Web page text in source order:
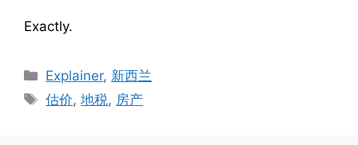
Exactly.
Categories
Explainer, 新西兰
Tags
估价,地税, 房产